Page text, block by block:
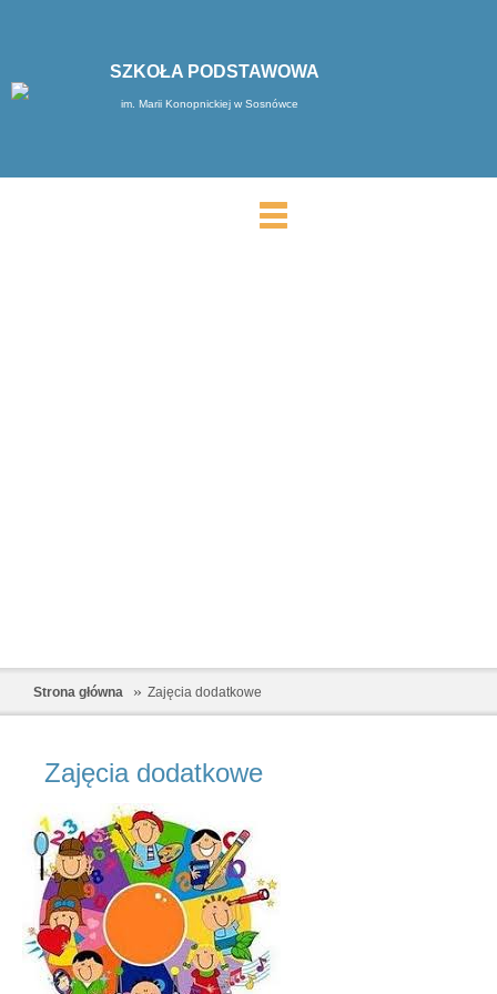
SZKOŁA PODSTAWOWA
im. Marii Konopnickiej w Sosnówce
Strona główna Zajęcia dodatkowe
Zajęcia dodatkowe